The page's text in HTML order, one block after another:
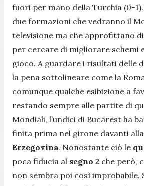
fuori per mano della Turchia (0-
due formazioni che vedranno il
televisione ma che approfittano
per cercare di migliorare schemi
gioco. A guardare i risultati delle
la pena sottolineare come la
comunque qualche esibizione a
restando sempre alle partite di
Mondiali, l’undici di Bucarest ha
finita prima nel girone davanti alla
Erzegovina. Nonostante ciò le
poca fiducia al segno 2 che però,
non sembra poi così improbabile.